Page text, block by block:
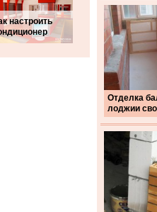
Отделка
лоджии
настроить